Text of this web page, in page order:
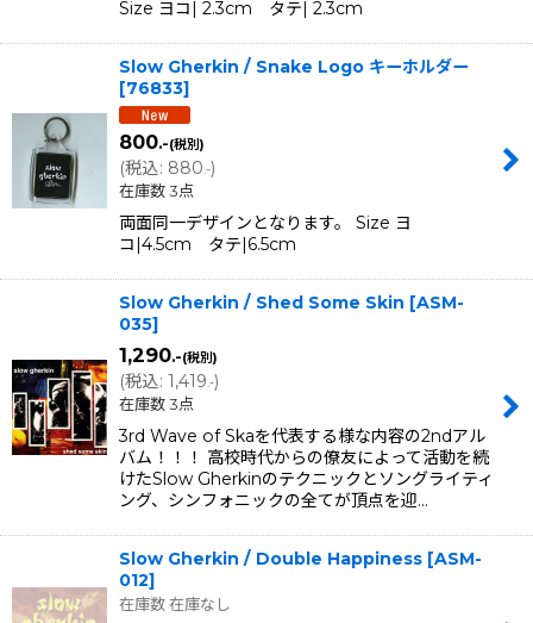
Size ヨコ| 2.3cm タテ| 2.3cm
Slow Gherkin / Snake Logo キーホルダー
[76833]
800.-(税別)
(税込: 880.-)
在庫数 3点
両面同一デザインとなります。 Size ヨ
コ|4.5cm タテ|6.5cm
Slow Gherkin / Shed Some Skin [ASM-
035]
1,290.-(税別)
(税込: 1,419.-)
在庫数 3点
3rd Wave of Skaを代表する様な内容の2ndアル
バム！！！ 高校時代からの僚友によって活動を続
けたSlow Gherkinのテクニックとソングライティ
ング、シンフォニックの全てが頂点を迎…
Slow Gherkin / Double Happiness [ASM-
012]
在庫数 在庫なし